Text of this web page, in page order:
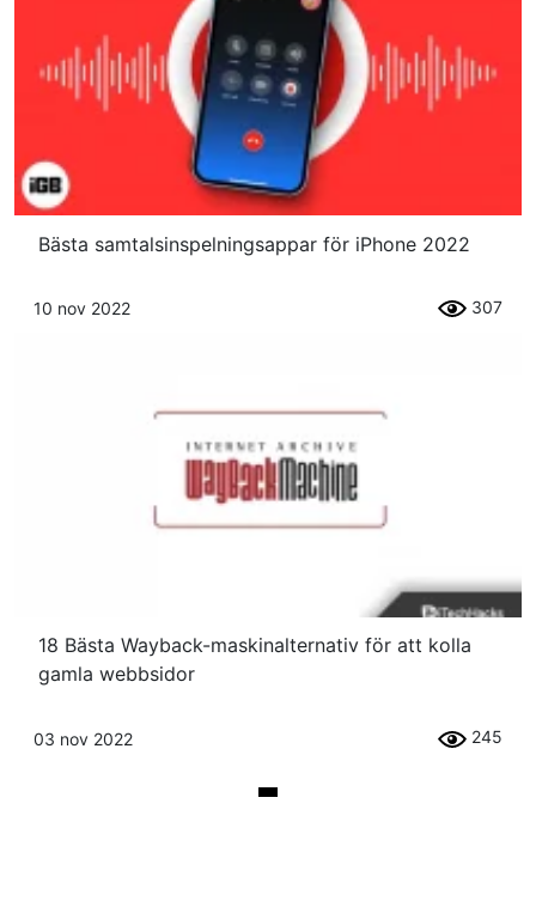
Bästa samtalsinspelningsappar för iPhone 2022
10 nov 2022 307
18 Bästa Wayback-maskinalternativ för att kolla
gamla webbsidor
03 nov 2022 245